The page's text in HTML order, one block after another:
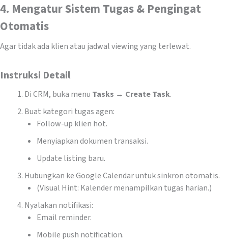
4. Mengatur Sistem Tugas & Pengingat
Otomatis
Agar tidak ada klien atau jadwal viewing yang terlewat.
Instruksi Detail
Di CRM, buka menu Tasks → Create Task.
Buat kategori tugas agen:
Follow-up klien hot.
Menyiapkan dokumen transaksi.
Update listing baru.
Hubungkan ke Google Calendar untuk sinkron otomatis.
(Visual Hint: Kalender menampilkan tugas harian.)
Nyalakan notifikasi:
Email reminder.
Mobile push notification.